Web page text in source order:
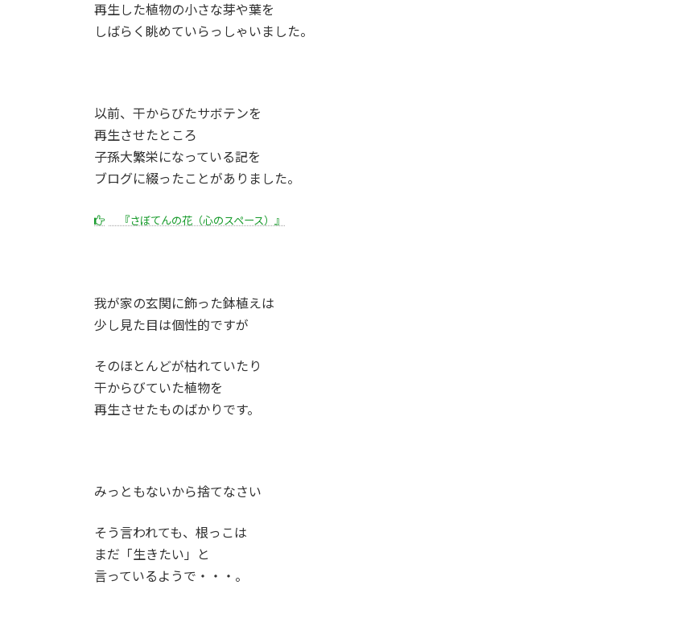
再生した植物の小さな芽や葉を
しばらく眺めていらっしゃいました。
以前、干からびたサボテンを
再生させたところ
子孫大繁栄になっている記を
ブログに綴ったことがありました。
『さぼてんの花（心のスペース）』
我が家の玄関に飾った鉢植えは
少し見た目は個性的ですが
そのほとんどが枯れていたり
干からびていた植物を
再生させたものばかりです。
みっともないから捨てなさい
そう言われても、根っこは
まだ「生きたい」と
言っているようで・・・。